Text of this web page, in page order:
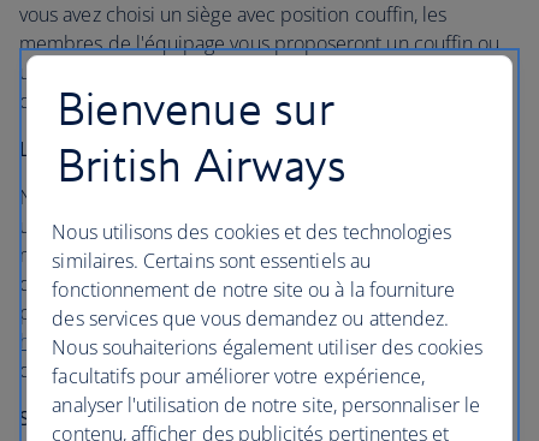
vous avez choisi un siège avec position couffin, les
membres de l'équipage vous proposeront un couffin ou
un siège bébé pour votre bébé, sous réserve de
disponibilité et selon le type d'appareil.
Lits pour bébés
Nos couffins spécialement conçus conviennent
uniquement aux bébés jusqu'à l'âge de 6 mois, pesant au
maximum 8 kg (17,5 lb), afin que votre enfant puisse
dormir confortablement dans le siège le plus adapté
pendant le vol. Vous pouvez apporter votre propre
housse de couffin CoziGopour réduire les distractions
dues à la lumière et au mouvement.
Sièges bébé
Bienvenue sur
British Airways
Nous utilisons des cookies et des technologies
similaires. Certains sont essentiels au
fonctionnement de notre site ou à la fourniture
des services que vous demandez ou attendez.
Nous souhaiterions également utiliser des cookies
facultatifs pour améliorer votre expérience,
analyser l'utilisation de notre site, personnaliser le
contenu, afficher des publicités pertinentes et